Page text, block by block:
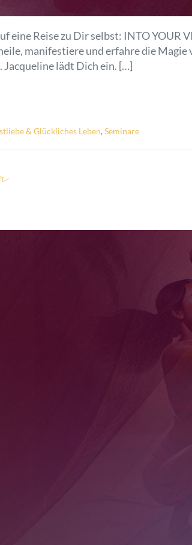
eine Reise zu Dir selbst: INTO YOUR
manifestiere und erfahre die Magie
lädt Dich ein. […]
& Glückliches Leben, Seminare